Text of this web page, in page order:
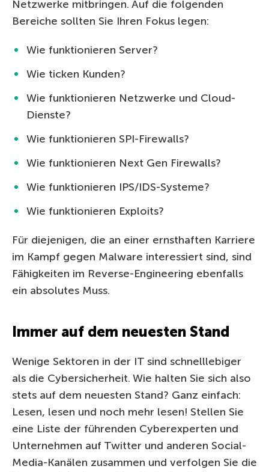
Netzwerke mitbringen. Auf die folgenden
Bereiche sollten Sie Ihren Fokus legen:
Wie funktionieren Server?
Wie ticken Kunden?
Wie funktionieren Netzwerke und Cloud-
Dienste?
Wie funktionieren SPI-Firewalls?
Wie funktionieren Next Gen Firewalls?
Wie funktionieren IPS/IDS-Systeme?
Wie funktionieren Exploits?
Für diejenigen, die an einer ernsthaften Karriere
im Kampf gegen Malware interessiert sind, sind
Fähigkeiten im Reverse-Engineering ebenfalls
ein absolutes Muss.
Immer auf dem neuesten Stand
Wenige Sektoren in der IT sind schnelllebiger
als die Cybersicherheit. Wie halten Sie sich also
stets auf dem neuesten Stand? Ganz einfach:
Lesen, lesen und noch mehr lesen! Stellen Sie
eine Liste der führenden Cyberexperten und
Unternehmen auf Twitter und anderen Social-
Media-Kanälen zusammen und verfolgen Sie die